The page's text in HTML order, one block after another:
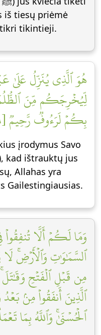
iš tiesų priėmė
tikintieji.
هُوَ ٱلَّذِي يُنَزِّلُ عَلَىٰ
لِّيُخۡرِجَكُم مِّنَ
بِكُمۡ لَرَءُوفٞ رَّحِيمٞ [٩]
įrodymus Savo
Allahas yra
Gailestingiausias.
وَمَا لَكُمۡ أَلَّا
ٱلسَّمَٰوَٰتِ وَٱلۡأَرۡضِۚ
مِن قَبۡلِ ٱلۡفَتۡحِ
ٱلَّذِينَ أَنفَقُواْ مِنۢ
ٱلۡحُسۡنَىٰۚ وَٱللَّهُ بِمَا